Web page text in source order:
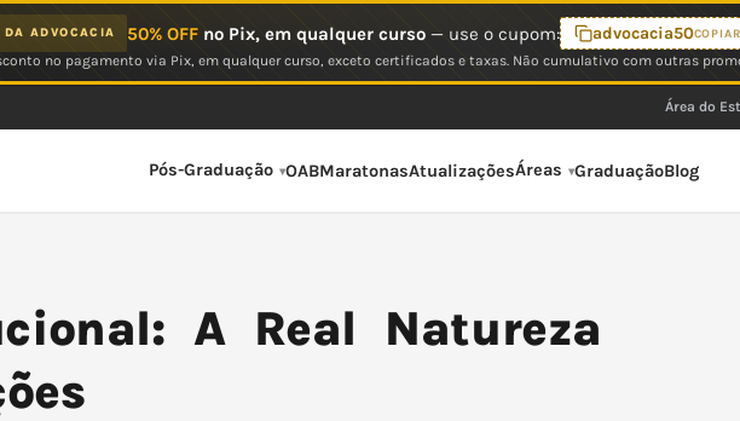
DA ADVOCACIA 50% OFFno Pix, em qualquer curso— use o cupom: advocacia50COPIAR
no pagamento via Pix, em qualquer curso, exceto certificados e taxas. Não cumulativo com outras
Área do
Pós-Graduação OABMaratonasAtualizaçõesÁreas GraduaçãoBlog
A Real Natureza